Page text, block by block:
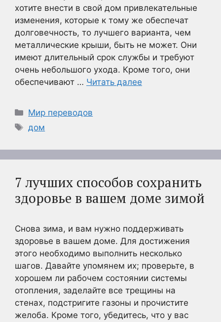
хотите внести в свой дом привлекательные
изменения, которые к тому же обеспечат
долговечность, то лучшего варианта, чем
металлические крыши, быть не может. Они
имеют длительный срок службы и требуют
очень небольшого ухода. Кроме того, они
обеспечивают … Читать далее
Рубрики
Мир переводов
Метки
дом
7 лучших способов сохранить
здоровье в вашем доме зимой
Снова зима, и вам нужно поддерживать
здоровье в вашем доме. Для достижения
этого необходимо выполнить несколько
шагов. Давайте упомянем их; проверьте, в
хорошем ли рабочем состоянии системы
отопления, заделайте все трещины на
стенах, подстригите газоны и прочистите
желоба. Кроме того, убедитесь, что у вас